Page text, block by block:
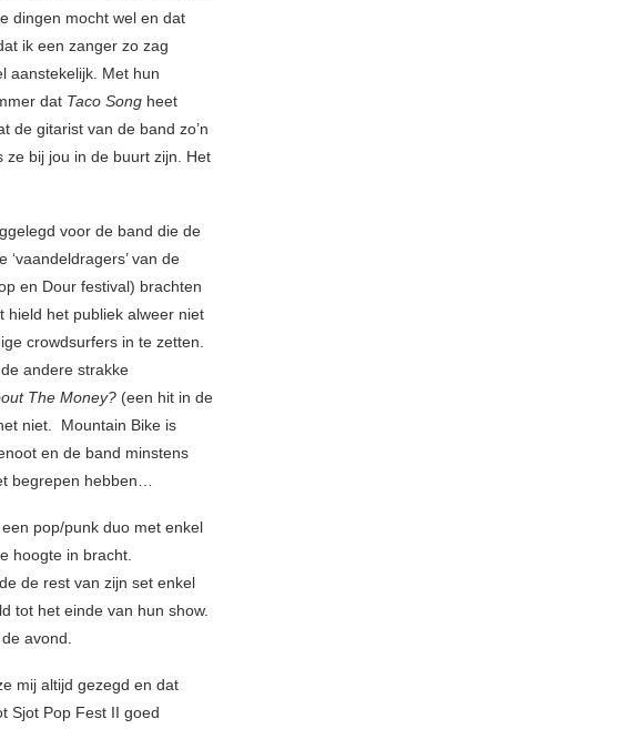
dingen mocht wel en dat
ik een zanger zo zag
aanstekelijk. Met hun
dat Taco Song heet
de gitarist van de band zo’n
ze bij jou in de buurt zijn. Het
voor de band die de
van de
en Dour festival) brachten
het publiek alweer niet
crowdsurfers in te zetten.
andere strakke
The Money? (een hit in de
niet. Mountain Bike is
en de band minstens
begrepen hebben…
pop/punk duo met enkel
hoogte in bracht.
de rest van zijn set enkel
tot het einde van hun show.
avond.
mij altijd gezegd en dat
Sjot Pop Fest II goed